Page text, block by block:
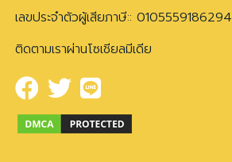
เลขประจำตัวผู้เสียภาษี:: 0105559186294
ติดตามเราผ่านโซเชียลมีเดีย